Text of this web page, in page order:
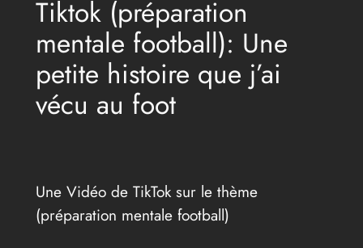
Tiktok (préparation
mentale football): Une
petite histoire que j’ai
vécu au foot
Une Vidéo de TikTok sur le thème
(préparation mentale football)